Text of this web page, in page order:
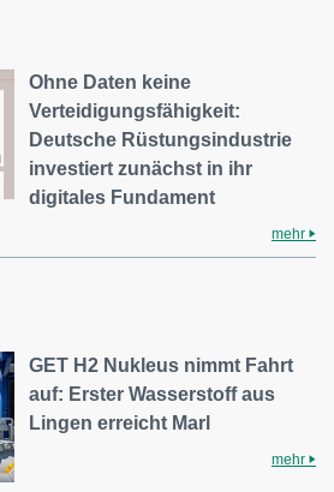
Ohne Daten keine
Verteidigungsfähigkeit:
Deutsche Rüstungsindustrie
investiert zunächst in ihr
digitales Fundament
mehr
GET H2 Nukleus nimmt Fahrt
auf: Erster Wasserstoff aus
Lingen erreicht Marl
mehr